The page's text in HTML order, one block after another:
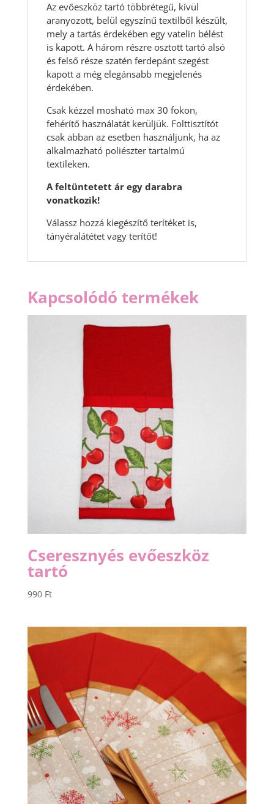
Az evőeszköz tartó többrétegű, kívül
aranyozott, belül egyszínű textilből készült,
mely a tartás érdekében egy vatelin bélést
is kapott. A három részre osztott tartó alsó
és felső része szatén ferdepánt szegést
kapott a még elegánsabb megjelenés
érdekében.
Csak kézzel mosható max 30 fokon,
fehérítő használatát kerüljük. Folttisztítót
csak abban az esetben használjunk, ha az
alkalmazható poliészter tartalmú
textileken.
A feltüntetett ár egy darabra
vonatkozik!
Válassz hozzá kiegészítő terítéket is,
tányéralátétet vagy terítőt!
Kapcsolódó termékek
Cseresznyés evőeszköz
tartó
990 Ft